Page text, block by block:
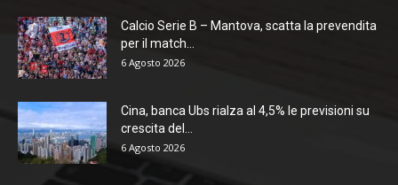
Calcio Serie B – Mantova, scatta la prevendita
per il match...
6 Agosto 2026
Cina, banca Ubs rialza al 4,5% le previsioni su
crescita del...
6 Agosto 2026